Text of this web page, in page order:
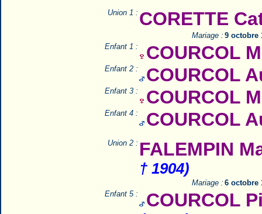
Union 1 : CORETTE
Mariage : 9 octobre
Enfant 1 :
COURCOL
Enfant 2 : COURCOL
Enfant 3 : COURCOL
Enfant 4 : COURCOL
Union 2 : FALEMPIN
† 1904)
Mariage : 6 octobre
Enfant 5 :
COURCOL